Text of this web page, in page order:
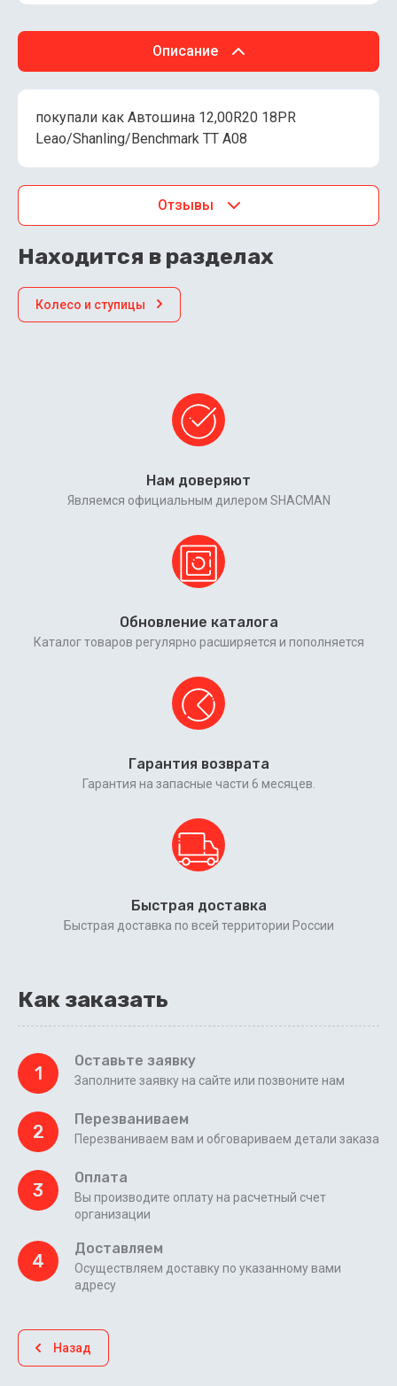
Описание
покупали как Автошина 12,00R20 18PR
Leao/Shanling/Benchmark TT A08
Отзывы
Находится в разделах
Колесо и ступицы
Нам доверяют
Являемся официальным дилером SHACMAN
Обновление каталога
Каталог товаров регулярно расширяется и пополняется
Гарантия возврата
Гарантия на запасные части 6 месяцев.
Быстрая доставка
Быстрая доставка по всей территории России
Как заказать
1
Оставьте заявку
Заполните заявку на сайте или позвоните нам
2
Перезваниваем
Перезваниваем вам и обговариваем детали заказа
3
Оплата
Вы производите оплату на расчетный счет
организации
4
Доставляем
Осуществляем доставку по указанному вами
адресу
Назад